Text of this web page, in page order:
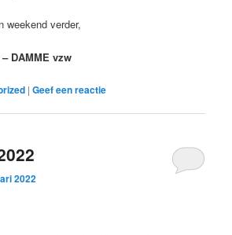
weekend verder,
DAMME vzw
|Geef een reactie
2022